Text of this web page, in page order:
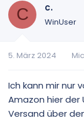
C c.
WinUser
5. März 2024
Ich kann mir nur
Amazon hier der
Versand über